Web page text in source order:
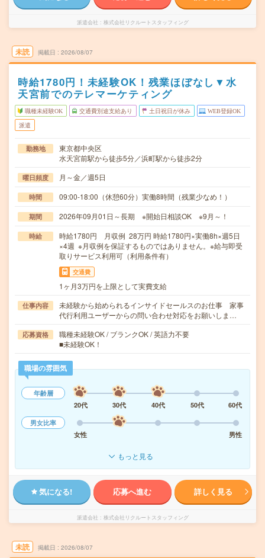
派遣会社 株式会社リクルートスタッフィング
未読 掲載日 2026/08/07
時給1780円！未経験OK！残業ほぼなし▼水
天宮前でのテレマーケティング
職種未経験OK 交通費別途支給あり 土日祝日が休み WEB登録OK
派遣
勤務地
東京都中央区
水天宮前駅から徒歩5分／浜町駅から徒歩2分
曜日頻度 月～金／週5日
時間 09:00-18:00（休憩60分）実働8時間（残業少なめ！）
期間 2026年09月01日～長期 ※開始日相談OK ※9月～！
時給
時給1780円 月収例 28万円 時給1780円×実働8h×週5日
×4週 ※月収例を保証するものではありません。※給与即受
取りサービス利用可（利用条件有）
交通費
1ヶ月3万円を上限として実費支給
仕事内容
未経験から始められるインサイドセールスのお仕事 家事
代行利用ユーザーからの問い合わせ対応をお願いしま…
応募資格
職種未経験OK / ブランクOK / 英語力不要
■未経験OK！
職場の雰囲気
年齢層
20代
30代 40代 50代
60代
男女比率
女性
男性
もっと見る
気になる! 応募へ進む 詳しく見る
派遣会社 株式会社リクルートスタッフィング
未読 掲載日 2026/08/07